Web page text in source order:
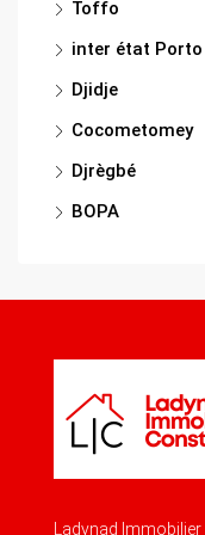
Toffo
inter état Porto
Djidje
Cocometomey
Djrègbé
BOPA
Ladynad